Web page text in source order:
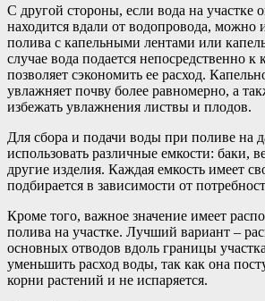
С другой стороны, если вода на участке
находится вдали от водопровода, можно
полива с капельными лентами или
случае вода подается непосредственно к
позволяет сэкономить ее расход.
увлажняет почву более равномерно, а
избежать увлажнения листвы и плодов.
Для сбора и подачи воды при поливе на
использовать различные емкости: баки,
другие изделия. Каждая емкость имеет
подбирается в зависимости от
Кроме того, важное значение имеет
полива на участке. Лучший вариант –
основных отводов вдоль границы
уменьшить расход воды, так как она
корни растений и не испаряется.